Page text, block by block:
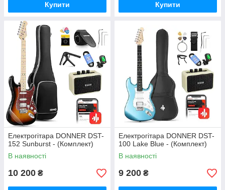
Купити Купити
Електрогітара DONNER DST-
152 Sunburst - (Комплект)
В наявності
10 200 ₴
Електрогітара DONNER DST-
100 Lake Blue - (Комплект)
В наявності
9 200 ₴